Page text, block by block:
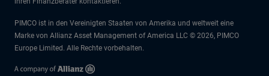
PIMCO ist in den Vereinigten Staaten von Amerika und weltweit eine
Marke von Allianz Asset Management of America LLC © 2026, PIMCO
Europe Limited. Alle Rechte vorbehalten.